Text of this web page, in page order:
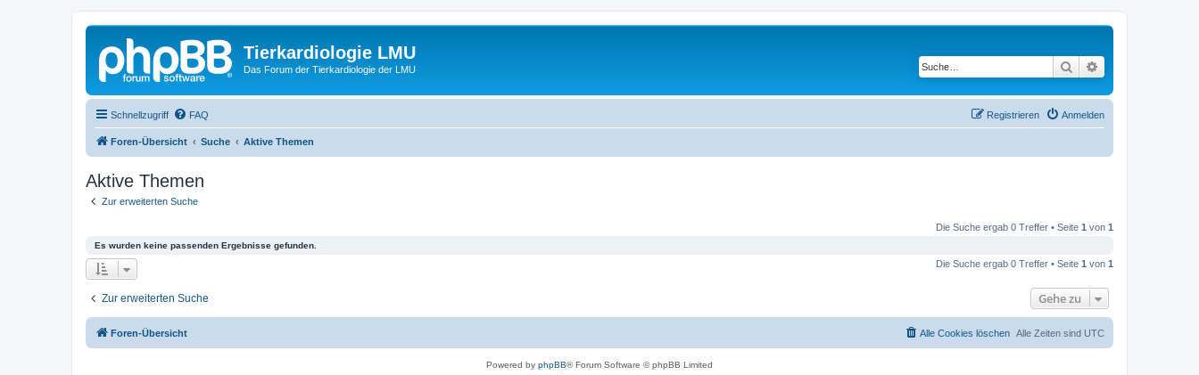
Tierkardiologie LMU
Das Forum der Tierkardiologie der LMU Suche
Schnellzugriff FAQ Anmelden
Registrieren
Foren-Übersicht Suche Aktive Themen
Aktive Themen
Zur erweiterten Suche
Die Suche ergab 0 Treffer • Seite 1 von 1
Es wurden keine passenden Ergebnisse gefunden.
Die Suche ergab 0 Treffer • Seite 1 von 1
Zur erweiterten Suche Gehe zu
Foren-Übersicht Alle Zeiten sind UTC
Alle Cookies löschen
Powered by phpBB® Forum Software © phpBB Limited